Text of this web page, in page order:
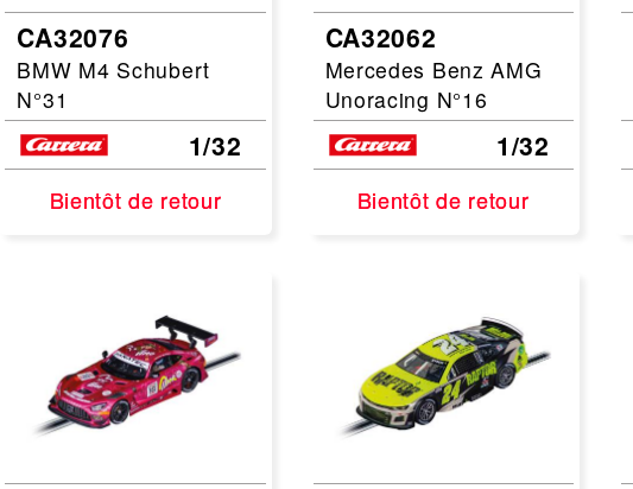
Voie
Digital
Decors
Figurine
Alimentation
Leonard
Architecture
Ferroviaire
Outillage
Peinture
Militaire
Catalogue
CA32076
BMW M4 Schubert
N°31
1/32
Bientôt de retour
Bientôt de retour
CA32062
Mercedes Benz AMG
Unoracing N°16
1/32
Bientôt de retour
Bientôt de retour